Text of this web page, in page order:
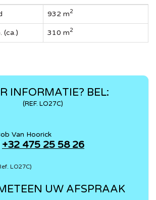
932 m2
(ca.) 310 m2
INFORMATIE? BEL:
(REF. LO27C)
Van Hoorick
+32 475 25 58 26
LO27C)
UW AFSPRAAK